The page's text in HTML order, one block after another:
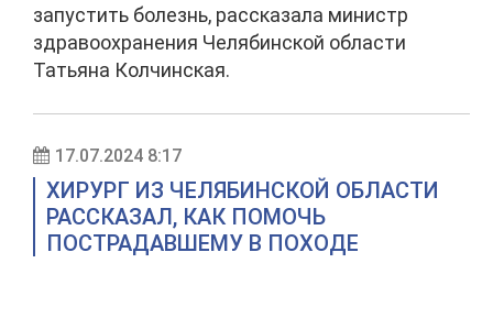
запустить болезнь, рассказала министр
здравоохранения Челябинской области
Татьяна Колчинская.
17.07.2024 8:17
ХИРУРГ ИЗ ЧЕЛЯБИНСКОЙ ОБЛАСТИ
РАССКАЗАЛ, КАК ПОМОЧЬ
ПОСТРАДАВШЕМУ В ПОХОДЕ